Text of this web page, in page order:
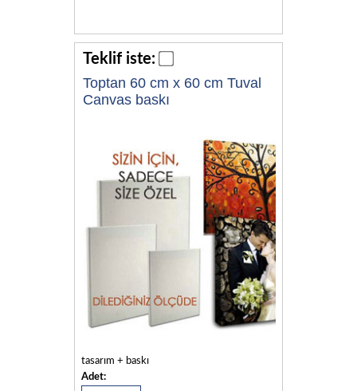
Teklif iste:
Toptan 60 cm x 60 cm Tuval
Canvas baskı
tasarım + baskı
Adet: